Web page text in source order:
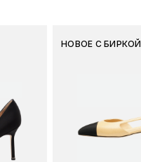
НОВОЕ С БИРКОЙ